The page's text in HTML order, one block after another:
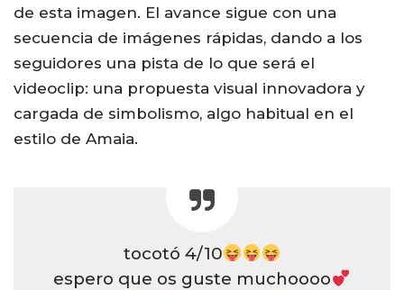
de esta imagen. El avance sigue con una
secuencia de imágenes rápidas, dando a los
seguidores una pista de lo que será el
videoclip: una propuesta visual innovadora y
cargada de simbolismo, algo habitual en el
estilo de Amaia.
tocotó 4/10
espero que os guste muchoooo